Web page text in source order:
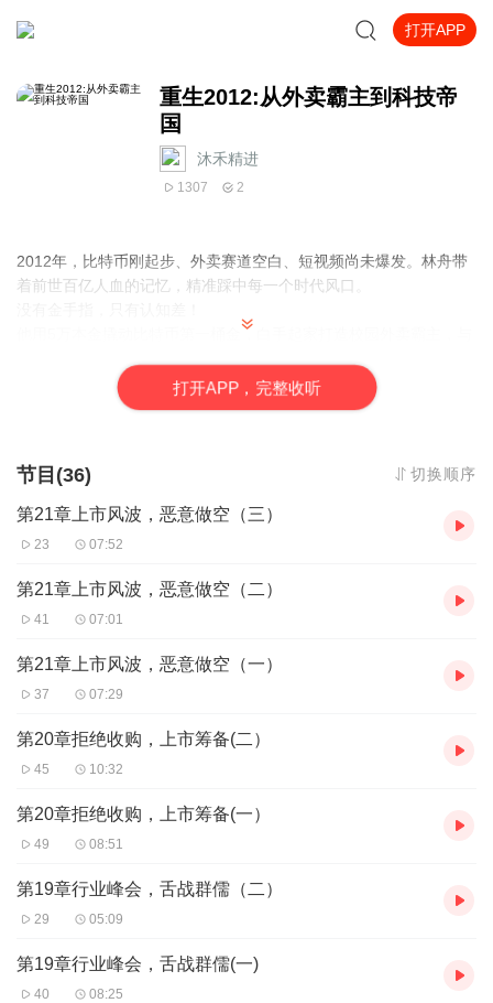
打开APP
重生2012:从外卖霸主到科技帝
国
沐禾精进
1307 2
2012年，比特币刚起步、外卖赛道空白、短视频尚未爆发。林舟带
着前世百亿人血的记忆，精准踩中每一个时代风口。
他用5万本金撬动比特币第一桶金，白手起家打造校园外卖霸主，与
能源与自动驾驶，构建商业壁垒。
复仇是底线，成长是主线。
这不仅是一部重生爽文，更是一部普通人如何抓住时代红利、实现
阶层跃迁的实战手册。
跟着林舟，看懂商业逻辑，掌握财富密码！
打开APP，完整收听
节目(36) 切换顺序
第21章上市风波，恶意做空（三）
23 07:52
第21章上市风波，恶意做空（二）
41 07:01
第21章上市风波，恶意做空（一）
37 07:29
第20章拒绝收购，上市筹备(二）
45 10:32
第20章拒绝收购，上市筹备(一）
49 08:51
第19章行业峰会，舌战群儒（二）
29 05:09
第19章行业峰会，舌战群儒(一)
40 08:25